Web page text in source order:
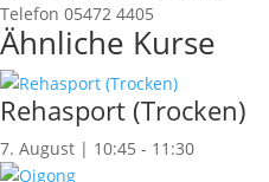
Telefon 05472 4405
Ähnliche Kurse
Rehasport (Trocken)
7. August | 10:45 - 11:30